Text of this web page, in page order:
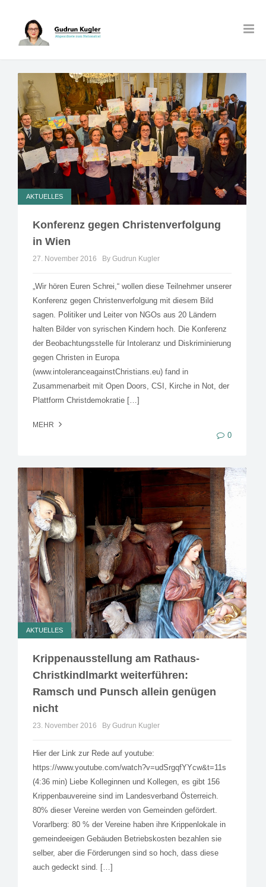
AKTUELLES
Konferenz gegen Christenverfolgung
in Wien
27. November 2016 By Gudrun Kugler
„Wir hören Euren Schrei,“ wollen diese Teilnehmer unserer
Konferenz gegen Christenverfolgung mit diesem Bild
sagen. Politiker und Leiter von NGOs aus 20 Ländern
halten Bilder von syrischen Kindern hoch. Die Konferenz
der Beobachtungsstelle für Intoleranz und Diskriminierung
gegen Christen in Europa
(www.intoleranceagainstChristians.eu) fand in
Zusammenarbeit mit Open Doors, CSI, Kirche in Not, der
Plattform Christdemokratie […]
MEHR
0
AKTUELLES
Krippenausstellung am Rathaus-
Christkindlmarkt weiterführen:
Ramsch und Punsch allein genügen
nicht
23. November 2016 By Gudrun Kugler
Hier der Link zur Rede auf youtube:
https://www.youtube.com/watch?v=udSrgqfYYcw&t=11s
(4:36 min) Liebe Kolleginnen und Kollegen, es gibt 156
Krippenbauvereine sind im Landesverband Österreich.
80% dieser Vereine werden von Gemeinden gefördert.
Vorarlberg: 80 % der Vereine haben ihre Krippenlokale in
gemeindeeigen Gebäuden Betriebskosten bezahlen sie
selber, aber die Förderungen sind so hoch, dass diese
auch gedeckt sind. […]